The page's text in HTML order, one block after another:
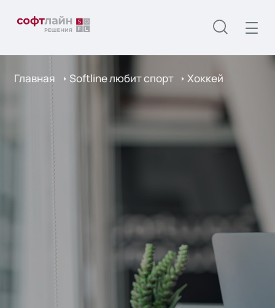
Главная Softline любит спорт Хоккей